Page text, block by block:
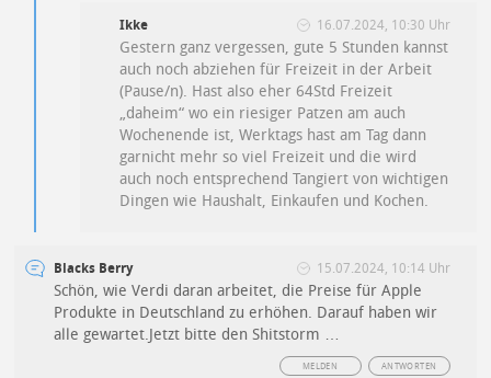
Ikke 16.07.2024, 10:30 Uhr
Gestern ganz vergessen, gute 5 Stunden kannst
auch noch abziehen für Freizeit in der Arbeit
(Pause/n). Hast also eher 64Std Freizeit
„daheim“ wo ein riesiger Patzen am auch
Wochenende ist, Werktags hast am Tag dann
garnicht mehr so viel Freizeit und die wird
auch noch entsprechend Tangiert von wichtigen
Dingen wie Haushalt, Einkaufen und Kochen.
Blacks Berry 15.07.2024, 10:14 Uhr
Schön, wie Verdi daran arbeitet, die Preise für Apple
Produkte in Deutschland zu erhöhen. Darauf haben wir
alle gewartet.Jetzt bitte den Shitstorm …
ANTWORTEN
MELDEN